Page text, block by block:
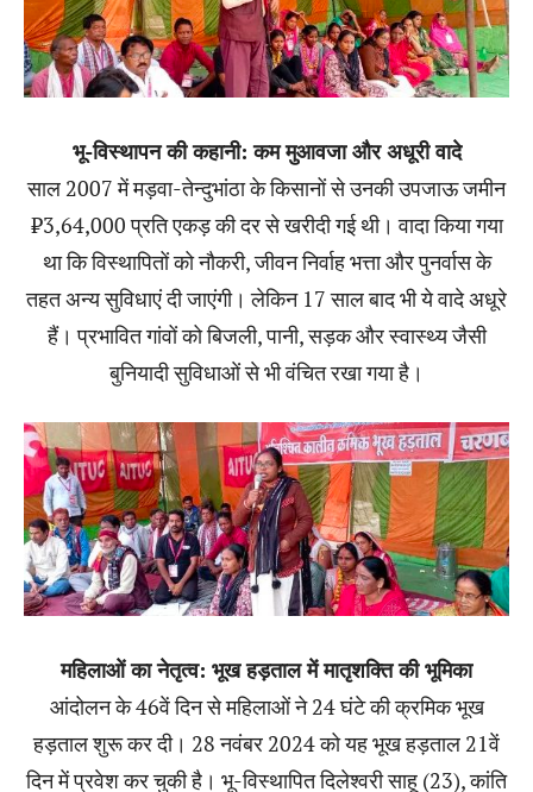
भू-विस्थापन की कहानी: कम मुआवजा और अधूरी वादे
साल 2007 में मड़वा-तेन्दुभांठा के किसानों से उनकी उपजाऊ जमीन
₹3,64,000 प्रति एकड़ की दर से खरीदी गई थी। वादा किया गया
था कि विस्थापितों को नौकरी, जीवन निर्वाह भत्ता और पुनर्वास के
तहत अन्य सुविधाएं दी जाएंगी। लेकिन 17 साल बाद भी ये वादे अधूरे
हैं। प्रभावित गांवों को बिजली, पानी, सड़क और स्वास्थ्य जैसी
बुनियादी सुविधाओं से भी वंचित रखा गया है।
महिलाओं का नेतृत्व: भूख हड़ताल में मातृशक्ति की भूमिका
आंदोलन के 46वें दिन से महिलाओं ने 24 घंटे की क्रमिक भूख
हड़ताल शुरू कर दी। 28 नवंबर 2024 को यह भूख हड़ताल 21वें
दिन में प्रवेश कर चुकी है। भू-विस्थापित दिलेश्वरी साहू (23), कांति